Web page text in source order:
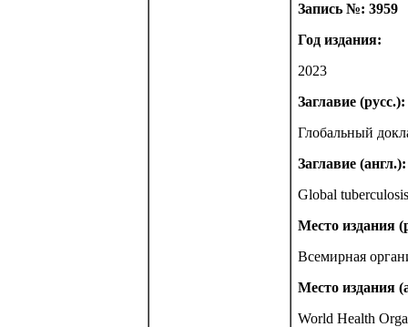
Запись №: 3959
Год издания:
2023
Заглавие (русс.):
Глобальный
Заглавие (англ.):
Global
Место издания
Всемирная
Место издания
World Health